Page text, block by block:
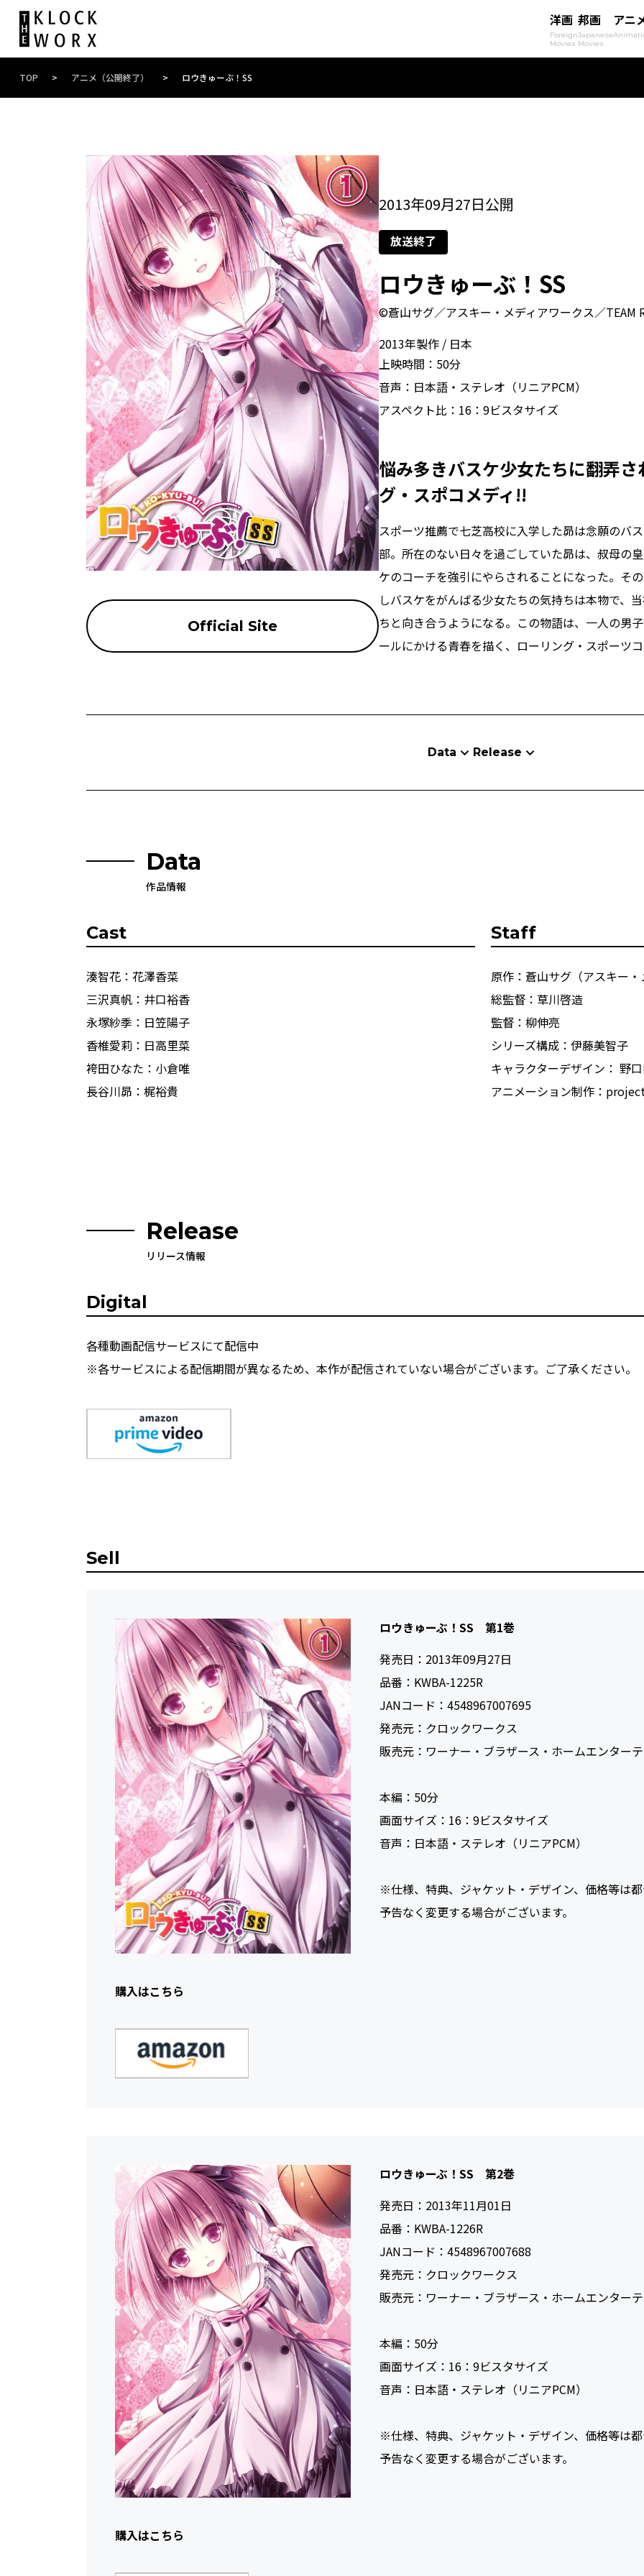
洋画
Foreign
Movies
邦画
Japanese
Movies
アニ
TOP > アニメ（公開終了） > ロウきゅーぶ！SS
Official Site
2013年09月27日公開
放送終了
ロウきゅーぶ！SS
©蒼山サグ／アスキー・メディアワークス／TEAM
2013年製作
日本
上映時間： 50分
音声： 日本語・ステレオ（リニアPCM）
アスペクト比： 16：9ビスタサイズ
悩み多きバスケ少女たちに翻弄
グ・スポコメディ!!
スポーツ推薦で七芝高校に入学した昴は念願のバ
部。所在のない日々を過ごしていた昴は、叔母の
ケのコーチを強引にやらされることになった。そ
しバスケをがんばる少女たちの気持ちは本物で、
ちと向き合うようになる。この物語は、一人の男
ールにかける青春を描く、ローリング・スポーツコ
Data Release
Data
作品情報
Cast
湊智花：花澤香菜
三沢真帆：井口裕香
永塚紗季：日笠陽子
香椎愛莉：日高里菜
袴田ひなた：小倉唯
長谷川昴：梶裕貴
Staff
原作：蒼山サグ（アスキー・
総監督：草川啓造
監督：柳伸亮
シリーズ構成：伊藤美智子
キャラクターデザイン： 野
アニメーション制作：
Release
リリース情報
Digital
各種動画配信サービスにて配信中
※各サービスによる配信期間が異なるため、本作が配信されていない場合がございます。ご了承ください。
Sell
ロウきゅーぶ！SS 第1巻
発売日： 2013年09月27日
品番： KWBA-1225R
JANコード： 4548967007695
発売元： クロックワークス
販売元： ワーナー・ブラザース・ホームエンター
本編： 50
画面サイズ： 16：9ビスタサイズ
音声： 日本語・ステレオ（リニアPCM）
※仕様、特典、ジャケット・デザイン、価格等は
予告なく変更する場合がございます。
購入はこちら
ロウきゅーぶ！SS 第2巻
発売日： 2013年11月01日
品番： KWBA-1226R
JANコード： 4548967007688
発売元： クロックワークス
販売元： ワーナー・ブラザース・ホームエンター
本編： 50
画面サイズ： 16：9ビスタサイズ
音声： 日本語・ステレオ（リニアPCM）
※仕様、特典、ジャケット・デザイン、価格等は
予告なく変更する場合がございます。
購入はこちら